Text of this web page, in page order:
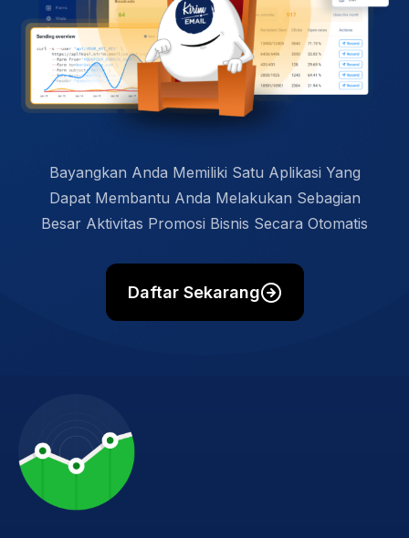
Bayangkan Anda Memiliki Satu Aplikasi Yang
Dapat Membantu Anda Melakukan Sebagian
Besar Aktivitas Promosi Bisnis Secara Otomatis
Daftar Sekarang